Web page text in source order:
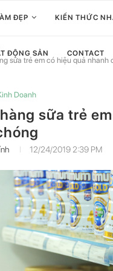
ĐẸP KIẾN THỨC
ĐỘNG SẢN CONTACT
sữa trẻ em có hiệu quả nhanh
Doanh
sữa trẻ
12/24/2019 2:39 PM